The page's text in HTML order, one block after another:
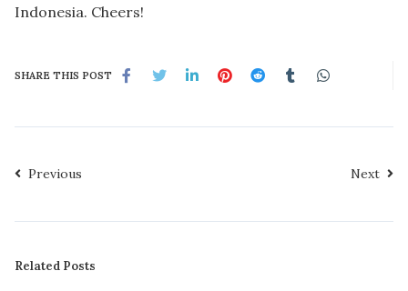
Indonesia. Cheers!
SHARE THIS POST
Previous Next
Related Posts